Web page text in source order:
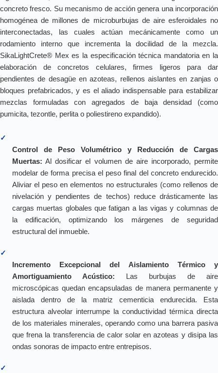
concreto fresco. Su mecanismo de acción genera una incorporación
homogénea de millones de microburbujas de aire esferoidales no
interconectadas, las cuales actúan mecánicamente como un
rodamiento interno que incrementa la docilidad de la mezcla.
SikaLightCrete® Mex es la especificación técnica mandatoria en la
elaboración de concretos celulares, firmes ligeros para dar
pendientes de desagüe en azoteas, rellenos aislantes en zanjas o
bloques prefabricados, y es el aliado indispensable para estabilizar
mezclas formuladas con agregados de baja densidad (como
pumicita, tezontle, perlita o poliestireno expandido).
✓
Control de Peso Volumétrico y Reducción de Cargas
Muertas: Al dosificar el volumen de aire incorporado, permite
modelar de forma precisa el peso final del concreto endurecido.
Aliviar el peso en elementos no estructurales (como rellenos de
nivelación y pendientes de techos) reduce drásticamente las
cargas muertas globales que fatigan a las vigas y columnas de
la edificación, optimizando los márgenes de seguridad
estructural del inmueble.
✓
Incremento Excepcional del Aislamiento Térmico y
Amortiguamiento Acústico: Las burbujas de aire
microscópicas quedan encapsuladas de manera permanente y
aislada dentro de la matriz cementicia endurecida. Esta
estructura alveolar interrumpe la conductividad térmica directa
de los materiales minerales, operando como una barrera pasiva
que frena la transferencia de calor solar en azoteas y disipa las
ondas sonoras de impacto entre entrepisos.
✓